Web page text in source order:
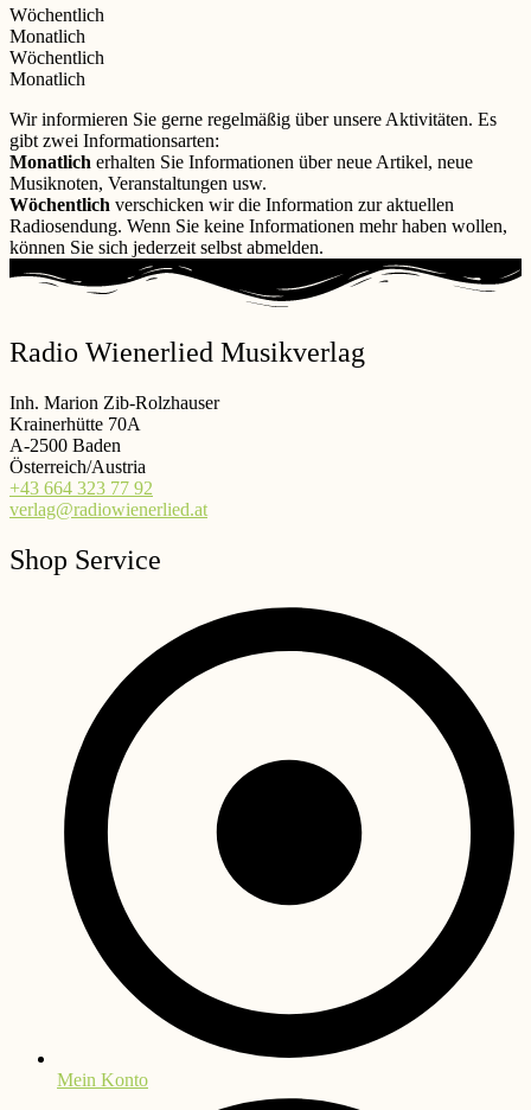
Wöchentlich
Monatlich
Wöchentlich
Monatlich
Wir informieren Sie gerne regelmäßig über unsere Aktivitäten. Es
gibt zwei Informationsarten:
Monatlich erhalten Sie Informationen über neue Artikel, neue
Musiknoten, Veranstaltungen usw.
Wöchentlich verschicken wir die Information zur aktuellen
Radiosendung. Wenn Sie keine Informationen mehr haben wollen,
können Sie sich jederzeit selbst abmelden.
Radio Wienerlied Musikverlag
Inh. Marion Zib-Rolzhauser
Krainerhütte 70A
A-2500 Baden
Österreich/Austria
+43 664 323 77 92
verlag@radiowienerlied.at
Shop Service
Mein Konto